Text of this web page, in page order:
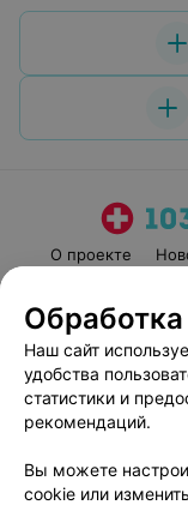
О проекте
Наш сайт
удобства
статистики и
рекомендаций.
Вы можете
cookie или